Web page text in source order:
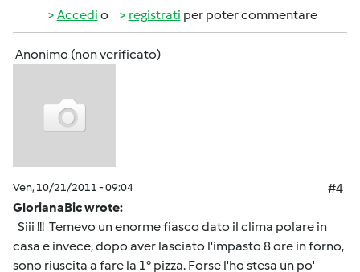
Accedi o registrati per poter commentare
Anonimo (non verificato)
Ven, 10/21/2011 - 09:04
#4
GlorianaBic wrote:
Siii !!! Temevo un enorme fiasco dato il clima polare in
casa e invece, dopo aver lasciato l'impasto 8 ore in forno,
sono riuscita a fare la 1° pizza. Forse l'ho stesa un po'